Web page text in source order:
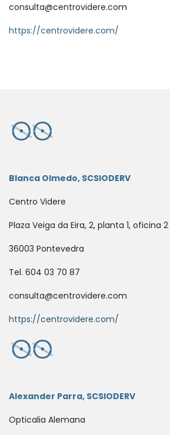
consulta@centrovidere.com
https://centrovidere.com/
Blanca Olmedo, SCSIODERV
Centro Videre
Plaza Veiga da Eira, 2, planta 1, oficina 2
36003 Pontevedra
Tel. 604 03 70 87
consulta@centrovidere.com
https://centrovidere.com/
Alexander Parra, SCSIODERV
Opticalia Alemana